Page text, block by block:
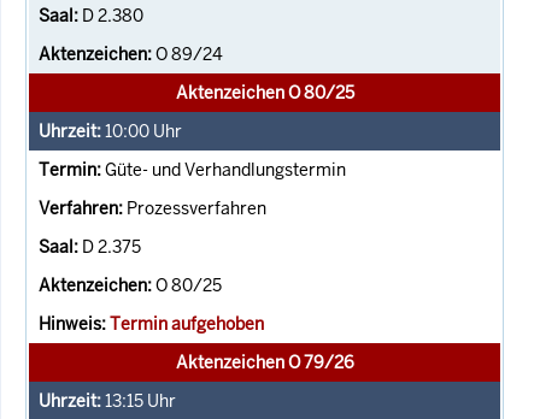
D 2.380
O 89/24
Aktenzeichen O 80/25
10:00 Uhr
Güte- und Verhandlungstermin
Prozessverfahren
D 2.375
O 80/25
Termin aufgehoben
Aktenzeichen O 79/26
13:15 Uhr